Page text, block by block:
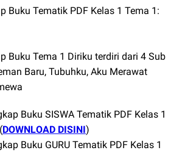
Buku Tematik PDF Kelas 1 Tema 1:
Buku Tema 1 Diriku terdiri dari 4 Sub
Baru, Tubuhku, Aku Merawat
Buku SISWA Tematik PDF Kelas 1
DOWNLOAD DISINI)
Buku GURU Tematik PDF Kelas 1